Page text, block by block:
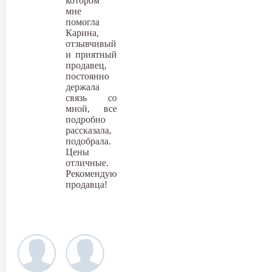
мне
помогла
Карина,
отзывчивый
и приятный
продавец,
постоянно
держала
связь со
мной, все
подробно
рассказала,
подобрала.
Цены
отличные.
Рекомендую
продавца!